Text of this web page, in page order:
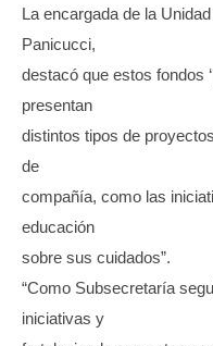
La encargada de la
Panicucci,
destacó que estos fondos
presentan
distintos tipos de
de
compañía, como las
educación
sobre sus cuidados”.
“Como Subsecretaría
iniciativas y